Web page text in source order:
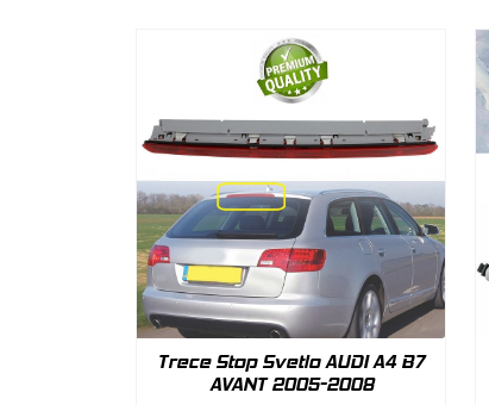
Trece Stop Svetlo AUDI A4 B7
AVANT 2005-2008